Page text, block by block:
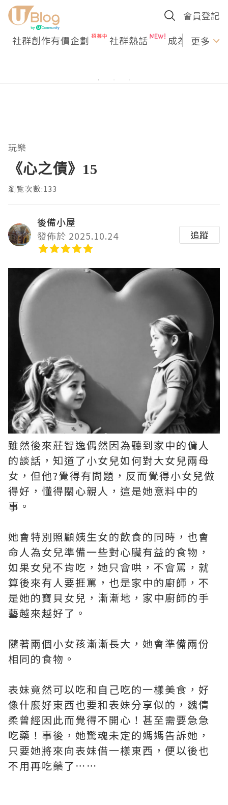
會員登記
社群創作有價企劃 社群熱話 成為U更多
玩樂
《心之債》15
瀏覽次數:133
後備小屋
發佈於 2025.10.24
追蹤
雖然後來莊智逸偶然因為聽到家中的傭人
的談話，知道了小女兒如何對大女兒兩母
女，但他?覺得有問題，反而覺得小女兒做
得好，懂得關心親人，這是她意料中的
事。
她會特別照顧姨生女的飲食的同時，也會
命人為女兒準備一些對心臟有益的食物，
如果女兒不肯吃，她只會哄，不會罵，就
算後來有人要捱罵，也是家中的廚師，不
是她的寶貝女兒，漸漸地，家中廚師的手
藝越來越好了。
隨著兩個小女孩漸漸長大，她會準備兩份
相同的食物。
表妹竟然可以吃和自己吃的一樣美食，好
像什麼好東西也要和表妹分享似的，魏倩
柔曾經因此而覺得不開心！甚至需要急急
吃藥！事後，她驚魂未定的媽媽告訴她，
只要她將來向表妹借一樣東西，便以後也
不用再吃藥了⋯⋯